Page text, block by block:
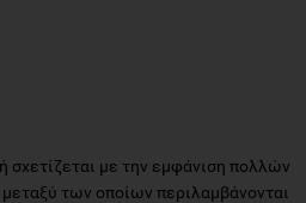
σχετίζεται με την εμφάνιση πολλών
των οποίων περιλαμβάνονται